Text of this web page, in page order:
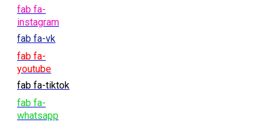
fab fa-
instagram
fab fa-vk
fab fa-
youtube
fab fa-tiktok
fab fa-
whatsapp